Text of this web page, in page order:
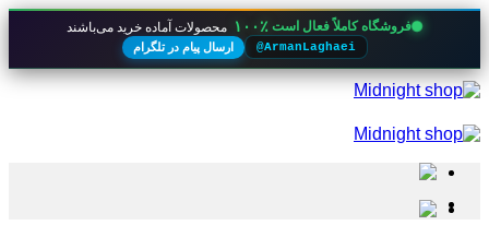
فروشگاه کاملاً فعال است ۱۰۰٪ محصولات آماده خرید می‌باشند
@ArmanLaghaei ارسال پیام در تلگرام
Skip
to